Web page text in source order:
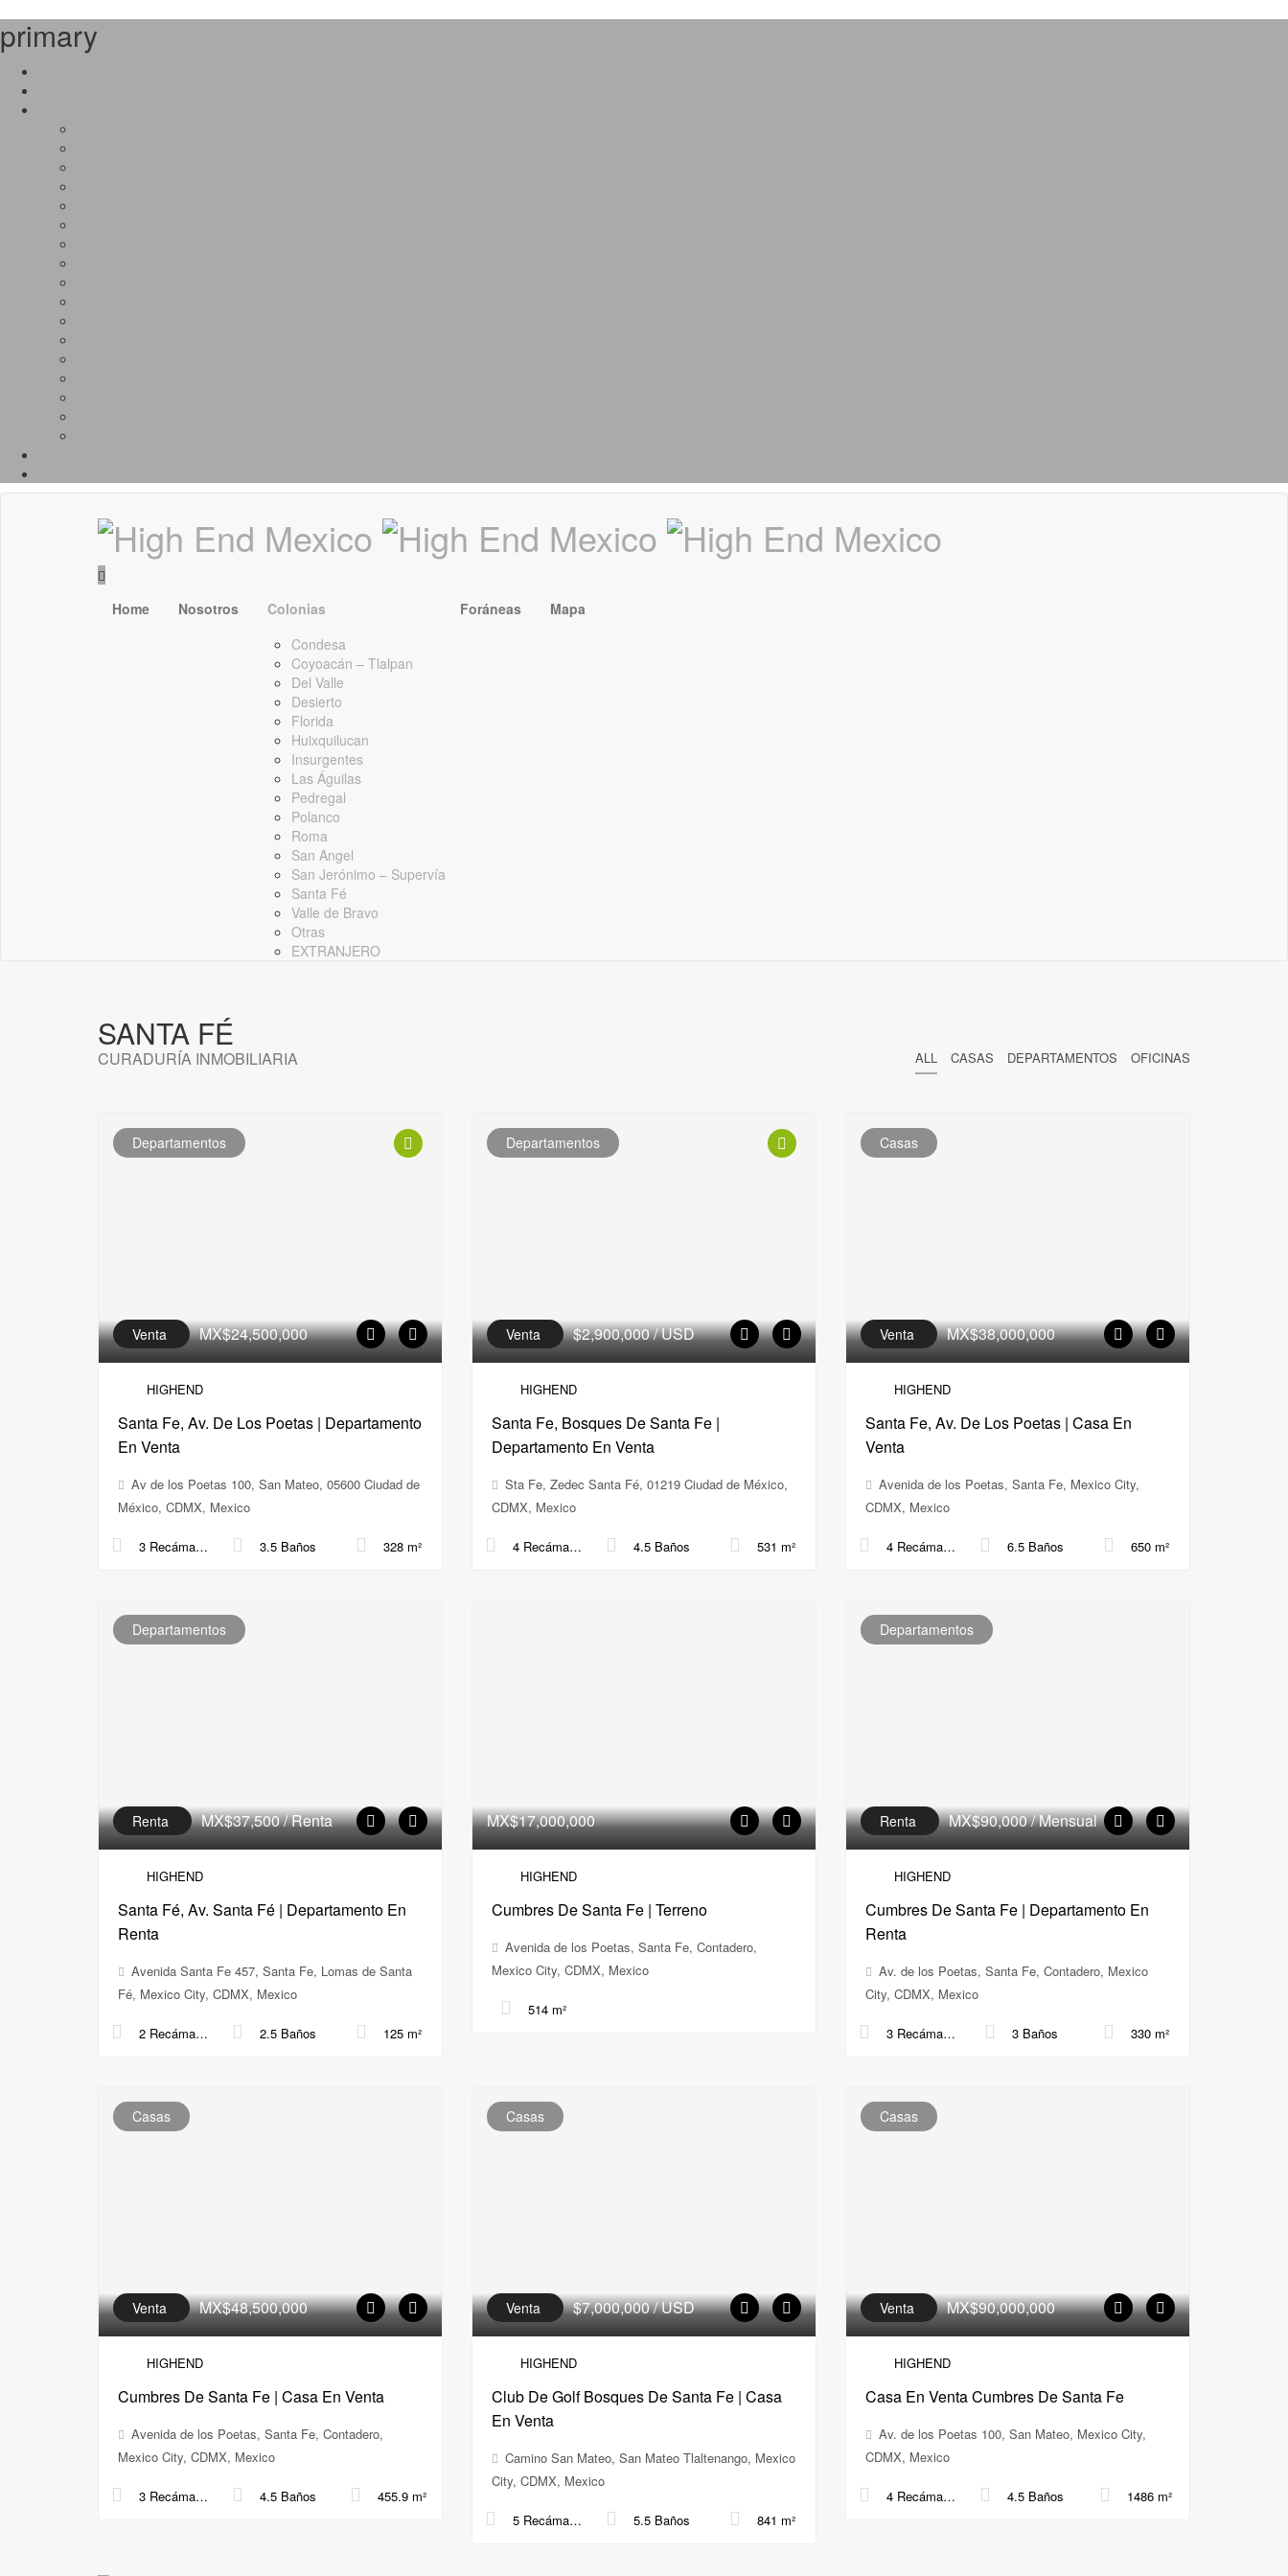
primary
Home Nosotros
Colonias
Condesa
Coyoacán – Tlalpan
Del Valle
Desierto
Florida
Huixquilucan
Insurgentes
Las Águilas
Pedregal
Polanco
Roma
San Angel
San Jerónimo – Supervía
Santa Fé
Valle de Bravo
Otras
EXTRANJERO
Foráneas Mapa
SANTA FÉ
CURADURÍA INMOBILIARIA ALL CASAS DEPARTAMENTOS OFICINAS
Departamentos
Venta MX$24,500,000
HIGHEND
Santa Fe, Av. De Los Poetas | Departamento
En Venta
Av de los Poetas 100, San Mateo, 05600 Ciudad de
México, CDMX, Mexico
3 Recámaras 3.5 Baños 328 m²
Departamentos
Venta $2,900,000/ USD
HIGHEND
Santa Fe, Bosques De Santa Fe |
Departamento En Venta
Sta Fe, Zedec Santa Fé, 01219 Ciudad de México,
CDMX, Mexico
4 Recámaras 4.5 Baños 531 m²
Casas
Venta MX$38,000,000
HIGHEND
Santa Fe, Av. De Los Poetas | Casa En
Venta
Avenida de los Poetas, Santa Fe, Mexico City,
CDMX, Mexico
4 Recámaras 6.5 Baños 650 m²
Departamentos
Renta MX$37,500/ Renta
HIGHEND
Santa Fé, Av. Santa Fé | Departamento En
Renta
Avenida Santa Fe 457, Santa Fe, Lomas de Santa
Fé, Mexico City, CDMX, Mexico
2 Recámaras 2.5 Baños 125 m²
MX$17,000,000
HIGHEND
Cumbres De Santa Fe | Terreno
Avenida de los Poetas, Santa Fe, Contadero,
Mexico City, CDMX, Mexico
514 m²
Departamentos
Renta MX$90,000/ Mensual
HIGHEND
Cumbres De Santa Fe | Departamento En
Renta
Av. de los Poetas, Santa Fe, Contadero, Mexico
City, CDMX, Mexico
3 Recámaras 3 Baños 330 m²
Casas
Venta MX$48,500,000
HIGHEND
Cumbres De Santa Fe | Casa En Venta
Avenida de los Poetas, Santa Fe, Contadero,
Mexico City, CDMX, Mexico
3 Recámaras 4.5 Baños 455.9 m²
Casas
Venta $7,000,000/ USD
HIGHEND
Club De Golf Bosques De Santa Fe | Casa
En Venta
Camino San Mateo, San Mateo Tlaltenango, Mexico
City, CDMX, Mexico
5 Recámaras 5.5 Baños 841 m²
Casas
Venta MX$90,000,000
HIGHEND
Casa En Venta Cumbres De Santa Fe
Av. de los Poetas 100, San Mateo, Mexico City,
CDMX, Mexico
4 Recámaras 4.5 Baños 1486 m²